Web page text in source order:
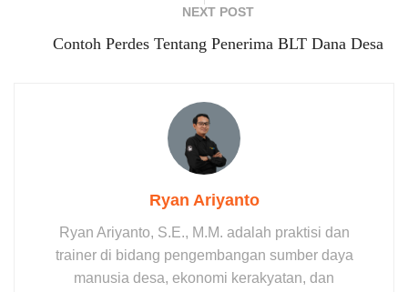
NEXT POST
Contoh Perdes Tentang Penerima BLT Dana Desa
Ryan Ariyanto
Ryan Ariyanto, S.E., M.M. adalah praktisi dan
trainer di bidang pengembangan sumber daya
manusia desa, ekonomi kerakyatan, dan